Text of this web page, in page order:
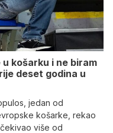
košarku i ne biram
deset godina u
jedan od
košarke, rekao
više od